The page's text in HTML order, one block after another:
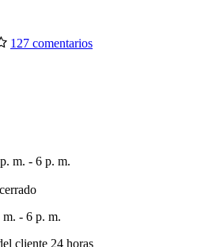
127 comentarios
m. - 6 p. m.
- 6 p. m.
cliente 24 horas